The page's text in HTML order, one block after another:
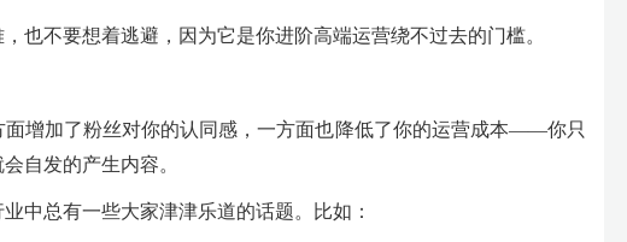
也不要想着逃避，因为它是你进阶高端运营绕不过去的门槛。
增加了粉丝对你的认同感，一方面也降低了你的运营成本——你只
自发的产生内容。
中总有一些大家津津乐道的话题。比如：